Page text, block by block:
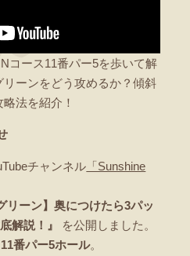
コース11番パー5を歩いて解
ーンをどう攻めるか？傾斜
法を紹介！
チャンネル 「Sunshine
リーン】奥につけたら3パッ
解説！』
を公開しました。
11番パー5ホール。